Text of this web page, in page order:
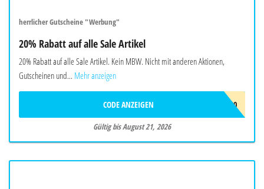
herrlicher Gutscheine "Werbung"
20% Rabatt auf alle Sale Artikel
20% Rabatt auf alle Sale Artikel. Kein MBW. Nicht mit anderen Aktionen,
Gutscheinen und... Mehr anzeigen
HOT20
CODE ANZEIGEN
Gültig bis August 21, 2026